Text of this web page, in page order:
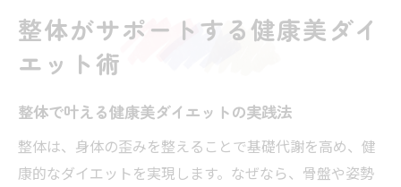
整体がサポートする健康美ダイ
エット術
整体で叶える健康美ダイエットの実践法
整体は、身体の歪みを整えることで基礎代謝を高め、健
康的なダイエットを実現します。なぜなら、骨盤や姿勢